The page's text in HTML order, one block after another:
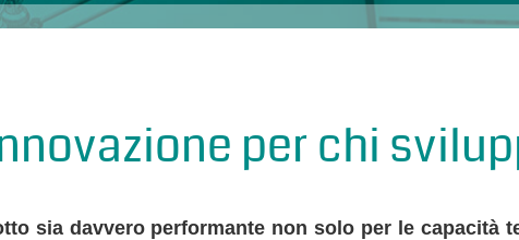
per chi
sia davvero performante non solo per le capacità